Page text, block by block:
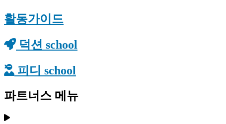
활동가이드
덕션 school
피디 school
파트너스 메뉴